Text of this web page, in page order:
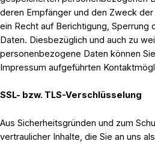
deren Empfänger und den Zweck
ein Recht auf Berichtigung, Sperrung
Daten. Diesbezüglich und auch zu
personenbezogene Daten können
Impressum aufgeführten
SSL- bzw. TLS-Verschlüsselung
Aus Sicherheitsgründen und zum
vertraulicher Inhalte, die Sie an uns